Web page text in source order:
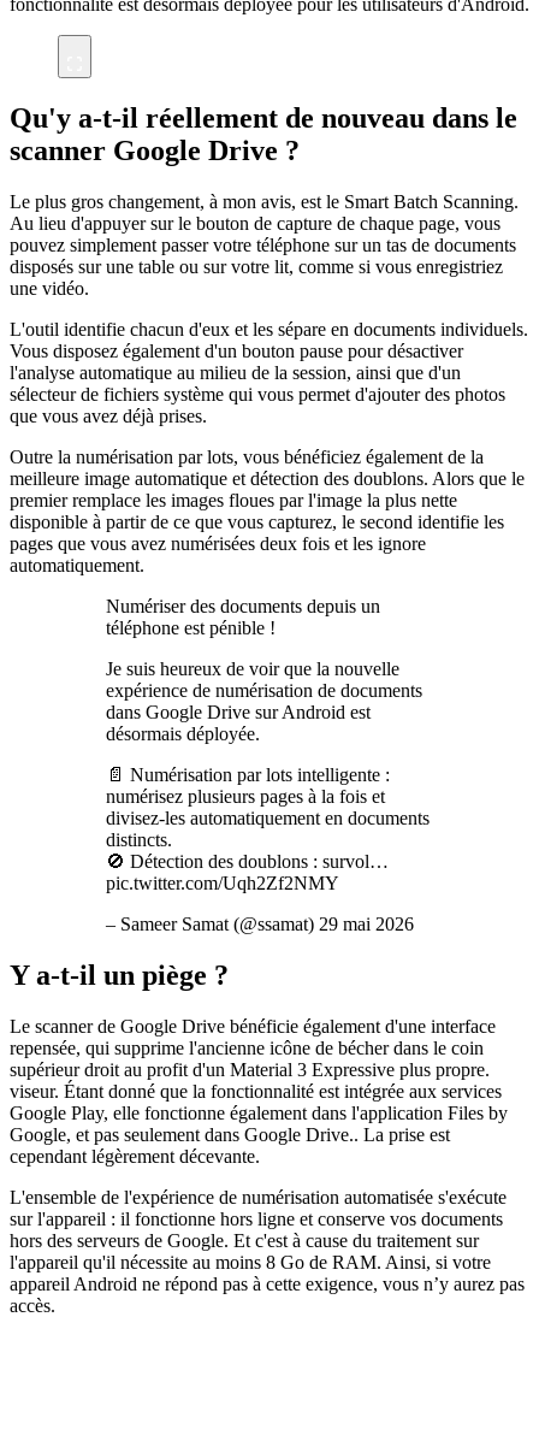
fonctionnalité est désormais déployée pour les utilisateurs d'Android.
Qu'y a-t-il réellement de nouveau dans le
scanner Google Drive ?
Le plus gros changement, à mon avis, est le Smart Batch Scanning.
Au lieu d'appuyer sur le bouton de capture de chaque page, vous
pouvez simplement passer votre téléphone sur un tas de documents
disposés sur une table ou sur votre lit, comme si vous enregistriez
une vidéo.
L'outil identifie chacun d'eux et les sépare en documents individuels.
Vous disposez également d'un bouton pause pour désactiver
l'analyse automatique au milieu de la session, ainsi que d'un
sélecteur de fichiers système qui vous permet d'ajouter des photos
que vous avez déjà prises.
Outre la numérisation par lots, vous bénéficiez également de la
meilleure image automatique et détection des doublons. Alors que le
premier remplace les images floues par l'image la plus nette
disponible à partir de ce que vous capturez, le second identifie les
pages que vous avez numérisées deux fois et les ignore
automatiquement.
Numériser des documents depuis un
téléphone est pénible !
Je suis heureux de voir que la nouvelle
expérience de numérisation de documents
dans Google Drive sur Android est
désormais déployée.
📄 Numérisation par lots intelligente :
numérisez plusieurs pages à la fois et
divisez-les automatiquement en documents
distincts.
🚫 Détection des doublons : survol…
pic.twitter.com/Uqh2Zf2NMY
– Sameer Samat (@ssamat) 29 mai 2026
Y a-t-il un piège ?
Le scanner de Google Drive bénéficie également d'une interface
repensée, qui supprime l'ancienne icône de bécher dans le coin
supérieur droit au profit d'un Material 3 Expressive plus propre.
viseur. Étant donné que la fonctionnalité est intégrée aux services
Google Play, elle fonctionne également dans l'application Files by
Google, et pas seulement dans Google Drive.. La prise est
cependant légèrement décevante.
L'ensemble de l'expérience de numérisation automatisée s'exécute
sur l'appareil : il fonctionne hors ligne et conserve vos documents
hors des serveurs de Google. Et c'est à cause du traitement sur
l'appareil qu'il nécessite au moins 8 Go de RAM. Ainsi, si votre
appareil Android ne répond pas à cette exigence, vous n’y aurez pas
accès.